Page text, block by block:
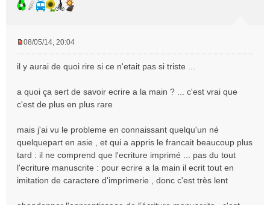
s
a
g
n
l
u
08/05/14, 20:04
il y aurai de quoi rire si ce n'etait pas si triste ...
a quoi ça sert de savoir ecrire a la main ? ... c'est vrai que
c'est de plus en plus rare
mais j'ai vu le probleme en connaissant quelqu'un né
quelquepart en asie , et qui a appris le francait beaucoup plus
tard : il ne comprend que l'ecriture imprimé ... pas du tout
l'ecriture manuscrite : pour ecrire a la main il ecrit tout en
imitation de caractere d'imprimerie , donc c'est très lent